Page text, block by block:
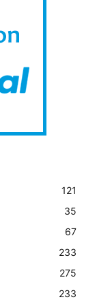
121
35
67
233
275
233